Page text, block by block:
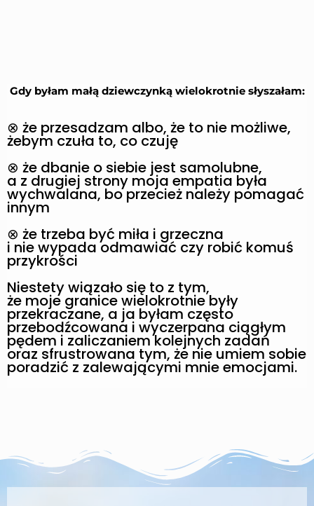
Gdy byłam małą dziewczynką wielokrotnie słyszałam:
⊗ że przesadzam albo, że to nie możliwe,
żebym czuła to, co czuję
⊗ że dbanie o siebie jest samolubne,
a z drugiej strony moja empatia była
wychwalana, bo przecież należy pomagać
innym
⊗ że trzeba być miła i grzeczna
i niewypada odmawiać czy robić komuś
przykrości
Niestety wiązało się to z tym,
że moje granice wielokrotnie były
przekraczane, a ja byłam często
przebodźcowana i wyczerpana ciągłym
pędem i zaliczaniem kolejnych zadań
oraz sfrustrowana tym, że nie umiem sobie
poradzić z zalewającymi mnie emocjami.